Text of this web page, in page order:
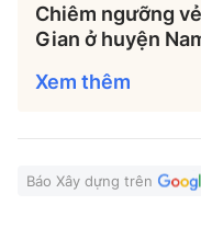
Chiêm ngưỡng
Gian ở huyện
Xem thêm
Báo Xây dựng trên